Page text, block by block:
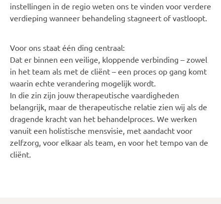
instellingen in de regio weten ons te vinden voor verdere
verdieping wanneer behandeling stagneert of vastloopt.
Voor ons staat één ding centraal:
Dat er binnen een veilige, kloppende verbinding – zowel
in het team als met de cliënt – een proces op gang komt
waarin echte verandering mogelijk wordt.
In die zin zijn jouw therapeutische vaardigheden
belangrijk, maar de therapeutische relatie zien wij als de
dragende kracht van het behandelproces. We werken
vanuit een holistische mensvisie, met aandacht voor
zelfzorg, voor elkaar als team, en voor het tempo van de
cliënt.